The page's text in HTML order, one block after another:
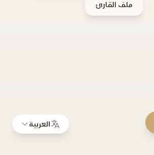
ملف القارئ
العربية